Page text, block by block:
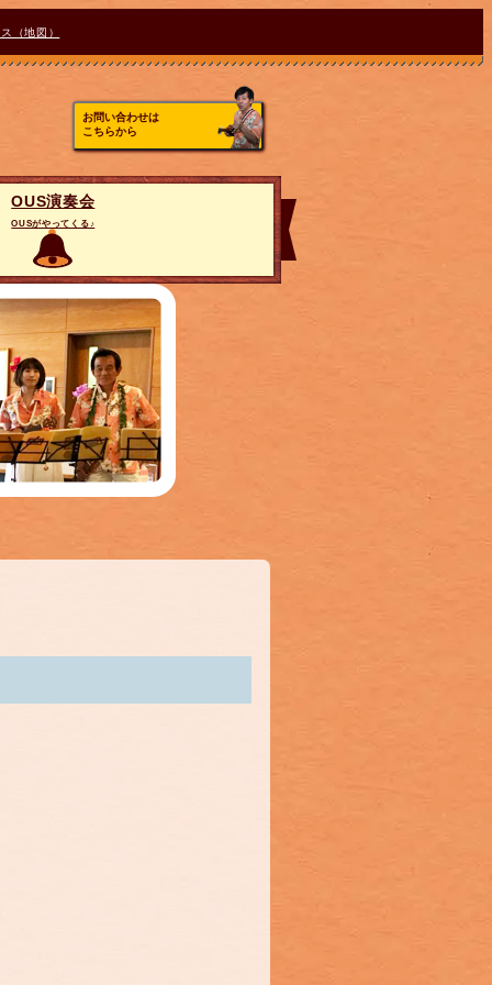
（地図）
お問い合わせは
こちらから
OUS演奏会
OUSがやってくる♪